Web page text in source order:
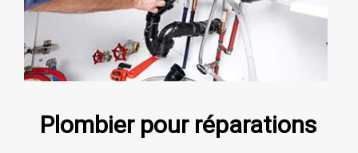
Plombier pour réparations